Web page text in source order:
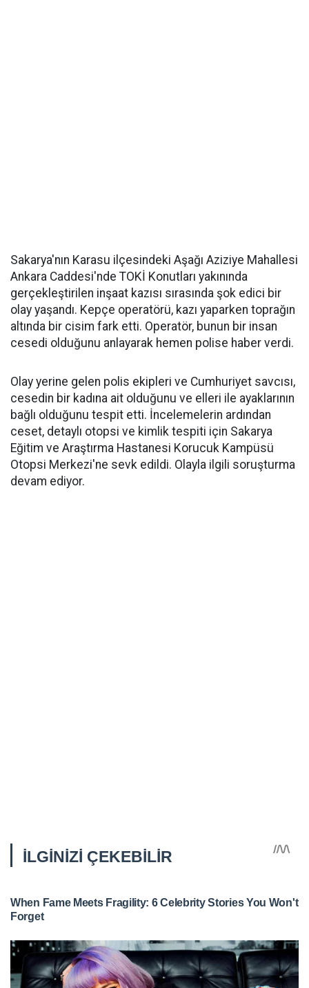
Sakarya'nın Karasu ilçesindeki Aşağı Aziziye Mahallesi
Ankara Caddesi'nde TOKİ Konutları yakınında
gerçekleştirilen inşaat kazısı sırasında şok edici bir
olay yaşandı. Kepçe operatörü, kazı yaparken toprağın
altında bir cisim fark etti. Operatör, bunun bir insan
cesedi olduğunu anlayarak hemen polise haber verdi.
Olay yerine gelen polis ekipleri ve Cumhuriyet savcısı,
cesedin bir kadına ait olduğunu ve elleri ile ayaklarının
bağlı olduğunu tespit etti. İncelemelerin ardından
ceset, detaylı otopsi ve kimlik tespiti için Sakarya
Eğitim ve Araştırma Hastanesi Korucuk Kampüsü
Otopsi Merkezi'ne sevk edildi. Olayla ilgili soruşturma
devam ediyor.